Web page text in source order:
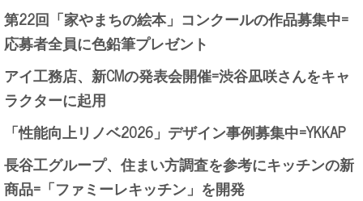
第22回「家やまちの絵本」コンクールの作品募集中=
応募者全員に色鉛筆プレゼント
アイ工務店、新CMの発表会開催=渋谷凪咲さんをキャ
ラクターに起用
「性能向上リノベ2026」デザイン事例募集中=YKKAP
長谷工グループ、住まい方調査を参考にキッチンの新
商品=「ファミーレキッチン」を開発